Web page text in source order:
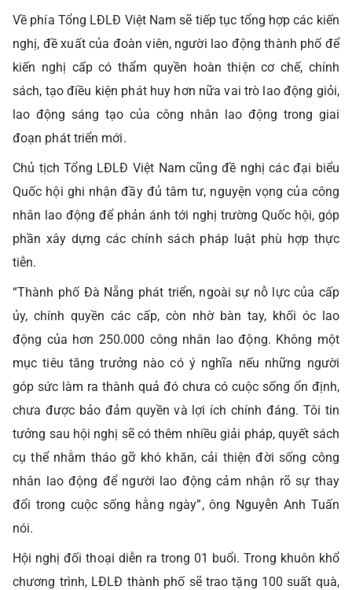
Về phía Tổng LĐLĐ Việt Nam sẽ tiếp tục tổng hợp các kiến
nghị, đề xuất của đoàn viên, người lao động thành phố để
kiến nghị cấp có thẩm quyền hoàn thiện cơ chế, chính
sách, tạo điều kiện phát huy hơn nữa vai trò lao động giỏi,
lao động sáng tạo của công nhân lao động trong giai
đoạn phát triển mới.
Chủ tịch Tổng LĐLĐ Việt Nam cũng đề nghị các đại biểu
Quốc hội ghi nhận đầy đủ tâm tư, nguyện vọng của công
nhân lao động để phản ánh tới nghị trường Quốc hội, góp
phần xây dựng các chính sách pháp luật phù hợp thực
tiễn.
“Thành phố Đà Nẵng phát triển, ngoài sự nỗ lực của cấp
ủy, chính quyền các cấp, còn nhờ bàn tay, khối óc lao
động của hơn 250.000 công nhân lao động. Không một
mục tiêu tăng trưởng nào có ý nghĩa nếu những người
góp sức làm ra thành quả đó chưa có cuộc sống ổn định,
chưa được bảo đảm quyền và lợi ích chính đáng. Tôi tin
tưởng sau hội nghị sẽ có thêm nhiều giải pháp, quyết sách
cụ thể nhằm tháo gỡ khó khăn, cải thiện đời sống công
nhân lao động để người lao động cảm nhận rõ sự thay
đổi trong cuộc sống hằng ngày”, ông Nguyễn Anh Tuấn
nói.
Hội nghị đối thoại diễn ra trong 01 buổi. Trong khuôn khổ
chương trình, LĐLĐ thành phố sẽ trao tặng 100 suất quà,